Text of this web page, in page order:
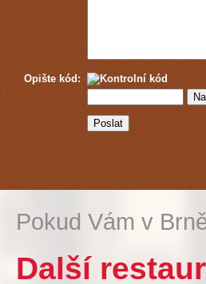
Opište kód:
Pokud Vám v
Další